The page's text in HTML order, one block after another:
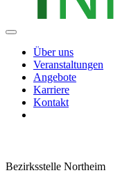
Über uns
Veranstaltungen
Angebote
Karriere
Kontakt
Bezirksstelle Northeim